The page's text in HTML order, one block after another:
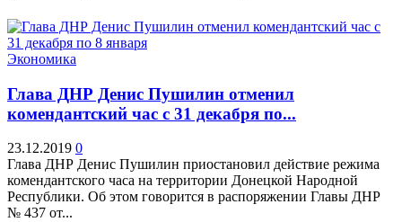
Экономика
Глава ДНР Денис Пушилин отменил
комендантский час с 31 декабря по...
23.12.2019 0
Глава ДНР Денис Пушилин приостановил действие режима
комендантского часа на территории Донецкой Народной
Республики. Об этом говорится в распоряжении Главы ДНР
№ 437 от...